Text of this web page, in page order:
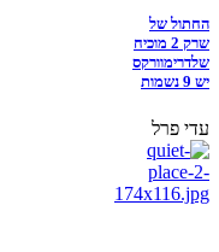
החתול של
שרק 2 מוכיח
שלדרימוורקס
יש 9 נשמות
עדי פרל